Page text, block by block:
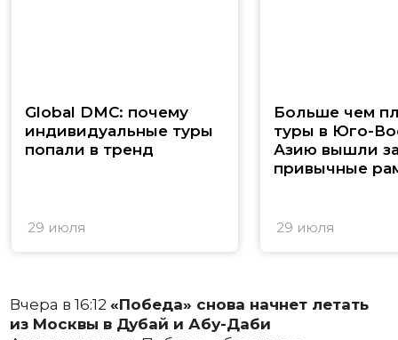
Global DMC: почему
индивидуальные туры
попали в тренд
29 июля
Больше чем
туры в Юго-
Азию вышли
привычные
29 июля
Вчера в 16:12 «Победа» снова начнет летать
из Москвы в Дубай и Абу-Даби